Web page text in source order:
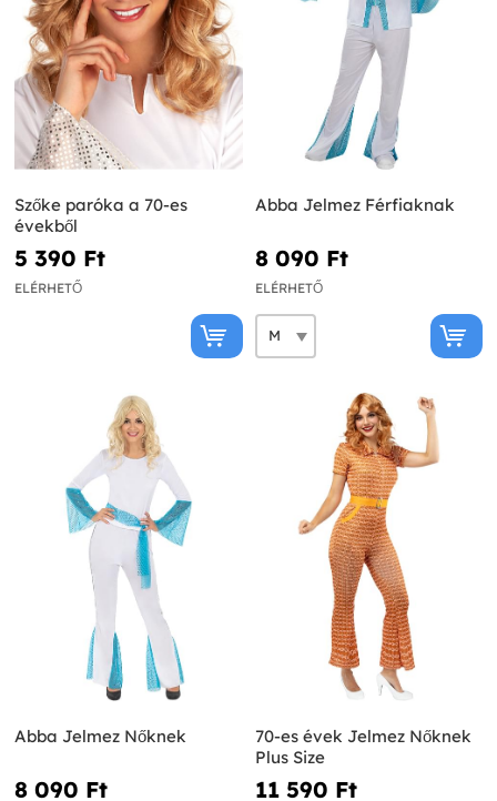
Szőke paróka a 70-es
évekből
5 390 Ft‎
ELÉRHETŐ
Abba Jelmez Férfiaknak
8 090 Ft‎
ELÉRHETŐ
Abba Jelmez Nőknek
8 090 Ft‎
70-es évek Jelmez Nőknek
Plus Size
11 590 Ft‎